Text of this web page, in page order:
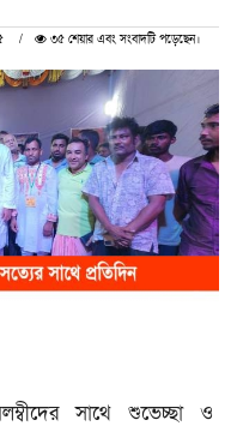
৩৫ শেয়ার এবং সংবাদটি পড়েছেন।
সাথে শুভেচ্ছা ও